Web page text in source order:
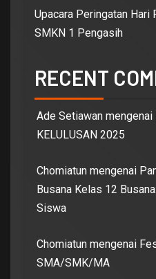
Upacara Peringatan
SMKN 1 Pengasih
RECENT
Ade Setiawan mengenai
KELULUSAN 2025
Chomiatun mengenai
Busana Kelas 12
Siswa
Chomiatun mengenai
SMA/SMK/MA